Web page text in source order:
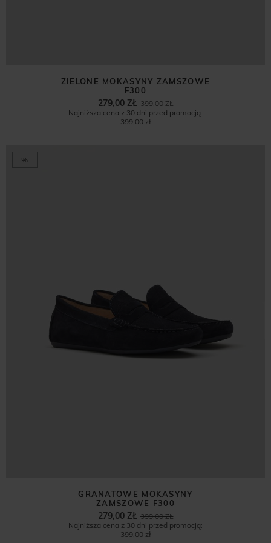
ZIELONE MOKASYNY ZAMSZOWE
F300
399,00 ZŁ
279,00 ZŁ
Najniższa cena z 30 dni przed promocją:
399,00 zł
%
GRANATOWE MOKASYNY
ZAMSZOWE F300
399,00 ZŁ
279,00 ZŁ
Najniższa cena z 30 dni przed promocją:
399,00 zł